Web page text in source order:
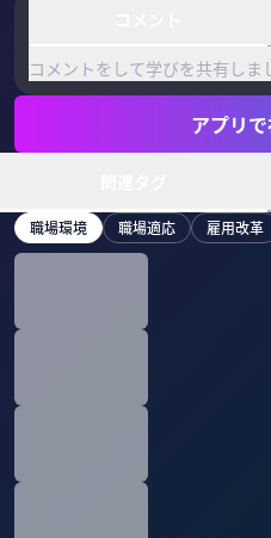
コメントをして学びを共有しま
アプリ
職場環境 職場適応 雇用改革